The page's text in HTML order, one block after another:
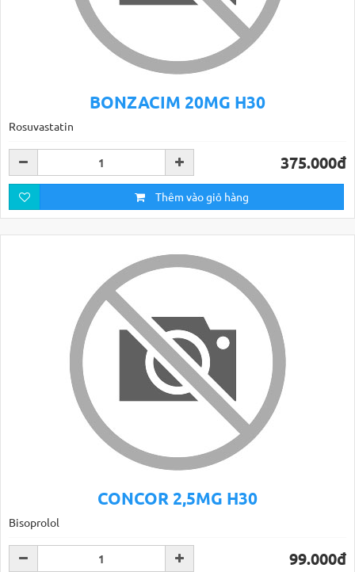
BONZACIM 20MG H30
Rosuvastatin
375.000đ
Thêm vào giỏ hàng
CONCOR 2,5MG H30
Bisoprolol
99.000đ